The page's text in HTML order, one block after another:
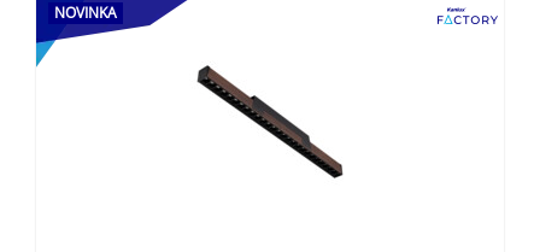
NOVINKA